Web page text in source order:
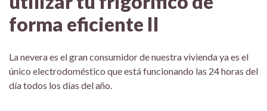
forma eficiente II
La nevera es el gran consumidor de nuestra vivienda ya es el
único electrodoméstico que está funcionando las 24 horas del
día todos los días del año.